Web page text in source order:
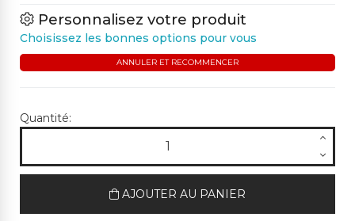
Personnalisez votre produit
Choisissez les bonnes options pour vous
ANNULER ET RECOMMENCER
Quantité:
AJOUTER AU PANIER